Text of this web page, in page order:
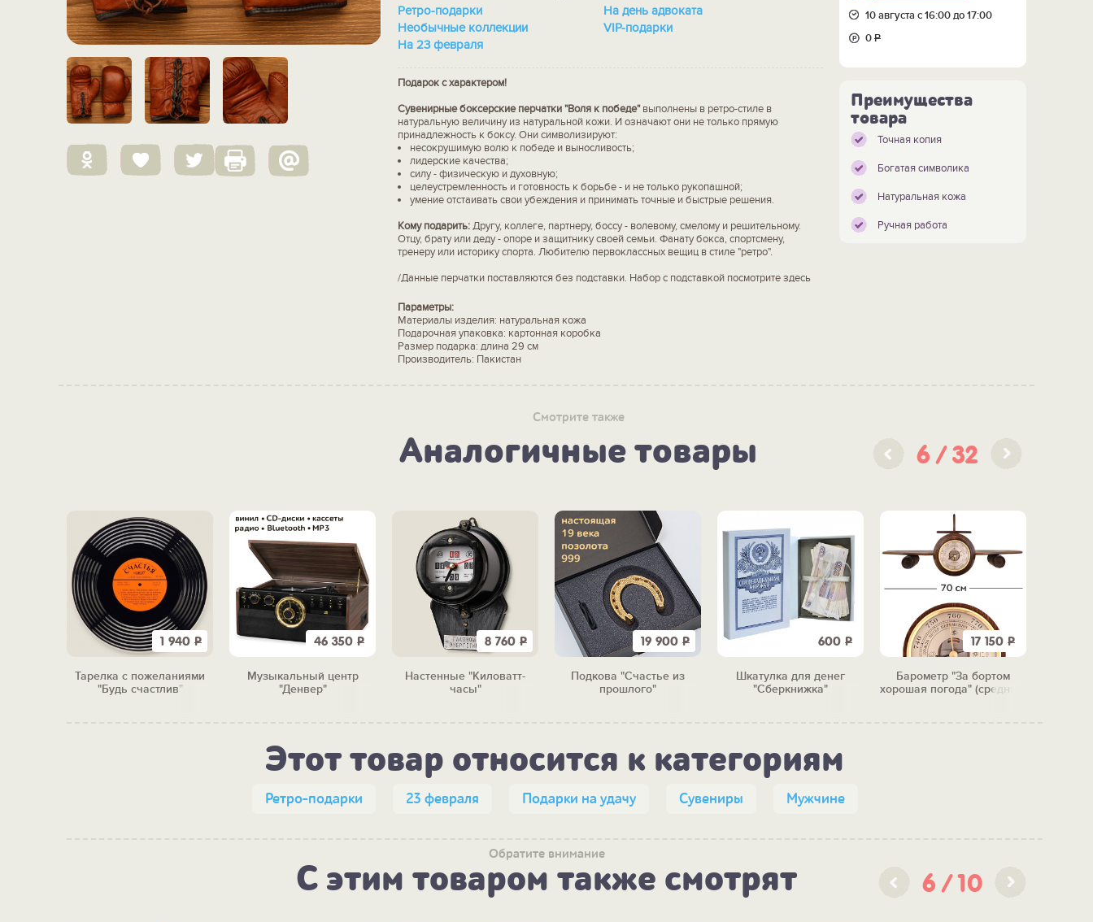
Ретро-подарки
Необычные коллекции
На 23 февраля
На день адвоката
VIP-подарки
Подарок с характером!
Сувенирные боксерские перчатки "Воля к победе"выполнены в ретро-стиле в
натуральную величину из натуральной кожи. И означают они не только прямую
принадлежность к боксу. Они символизируют:
несокрушимую волю к победе и выносливость;
лидерские качества;
силу - физическую и духовную;
целеустремленность и готовность к борьбе - и не только рукопашной;
умение отстаивать свои убеждения и принимать точные и быстрые решения.
Кому подарить:Другу, коллеге, партнеру, боссу - волевому, смелому и решительному.
Отцу, брату или деду - опоре и защитнику своей семьи. Фанату бокса, спортсмену,
тренеру или историку спорта. Любителю первоклассных вещиц в стиле "ретро".
/Данные перчатки поставляются без подставки. Набор с подставкой посмотрите здесь
Параметры:
Материалы изделия: натуральная кожа
Подарочная упаковка: картонная коробка
Размер подарка: длина 29 см
Производитель: Пакистан
10 августа с 16:00 до 17:00
0Р
Преимущества
товара
Точная копия
Богатая символика
Натуральная кожа
Ручная работа
Смотрите также
Аналогичные товары 6 32
1 940 Р
Тарелка с пожеланиями
"Будь счастлив"
46 350 Р
Музыкальный центр
"Денвер"
8 760 Р
Настенные "Киловатт-
часы"
19 900 Р
Подкова "Счастье из
прошлого"
600 Р
Шкатулка для денег
"Сберкнижка"
17 150 Р
Барометр "За бортом
хорошая погода" (средний)
Этот товар относится к категориям
Ретро-подарки 23 февраля Подарки на удачу Сувениры Мужчине
Обратите внимание
С этим товаром также смотрят 6 10